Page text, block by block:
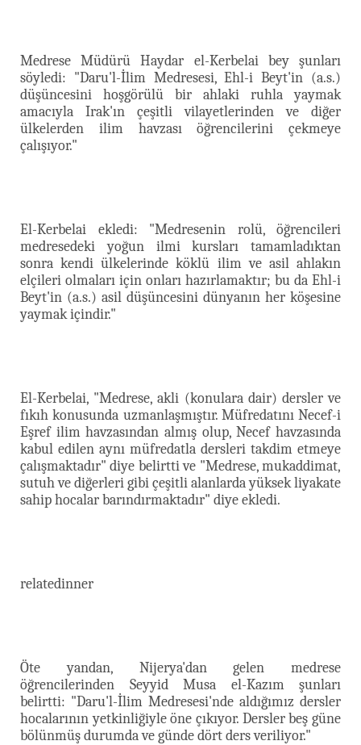
Medrese Müdürü Haydar el-Kerbelai bey şunları
söyledi: "Daru'l-İlim Medresesi, Ehl-i Beyt'in (a.s.)
düşüncesini hoşgörülü bir ahlaki ruhla yaymak
amacıyla Irak'ın çeşitli vilayetlerinden ve diğer
ülkelerden ilim havzası öğrencilerini çekmeye
çalışıyor."
El-Kerbelai ekledi: "Medresenin rolü, öğrencileri
medresedeki yoğun ilmi kursları tamamladıktan
sonra kendi ülkelerinde köklü ilim ve asil ahlakın
elçileri olmaları için onları hazırlamaktır; bu da Ehl-i
Beyt'in (a.s.) asil düşüncesini dünyanın her köşesine
yaymak içindir."
El-Kerbelai, "Medrese, akli (konulara dair) dersler ve
fıkıh konusunda uzmanlaşmıştır. Müfredatını Necef-i
Eşref ilim havzasından almış olup, Necef havzasında
kabul edilen aynı müfredatla dersleri takdim etmeye
çalışmaktadır" diye belirtti ve "Medrese, mukaddimat,
sutuh ve diğerleri gibi çeşitli alanlarda yüksek liyakate
sahip hocalar barındırmaktadır" diye ekledi.
relatedinner
Öte yandan, Nijerya'dan gelen medrese
öğrencilerinden Seyyid Musa el-Kazım şunları
belirtti: "Daru'l-İlim Medresesi'nde aldığımız dersler
hocalarının yetkinliğiyle öne çıkıyor. Dersler beş güne
bölünmüş durumda ve günde dört ders veriliyor."